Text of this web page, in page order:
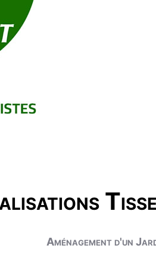
Aménagement d'un